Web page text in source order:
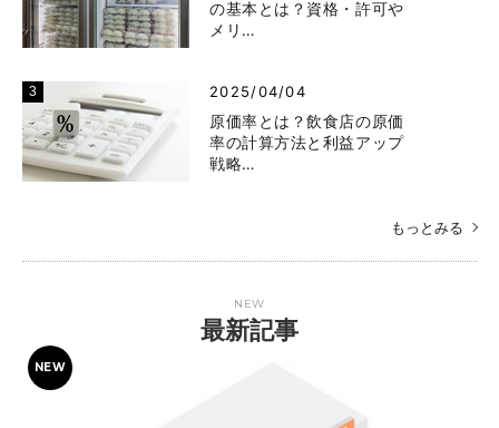
の基本とは？資格・許可や
メリ…
2025/04/04
原価率とは？飲食店の原価
率の計算方法と利益アップ
戦略…
もっとみる
NEW
最新記事